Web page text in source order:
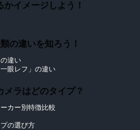
かイメージしよう！
の違いを知ろう！
違い
眼レフ」の違い
メラはどのタイプ？
カー別特徴比較
の選び方